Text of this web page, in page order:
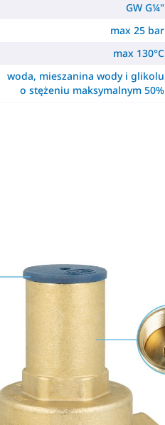
GW G¼"
max 25 bar
max 130°C
woda, mieszanina wody i glikolu
o stężeniu maksymalnym 50%